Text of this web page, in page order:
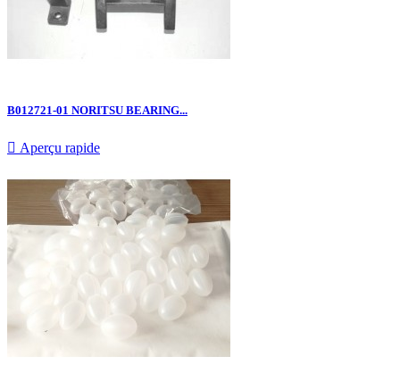
B012721-01 NORITSU BEARING...
 Aperçu rapide